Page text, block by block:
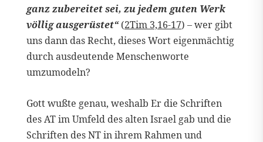
ganz zubereitet sei, zu jedem guten Werk
völlig ausgerüstet“(2Tim 3,16-17) – wer gibt
uns dann das Recht, dieses Wort eigenmächtig
durch ausdeutende Menschenworte
umzumodeln?
Gott wußte genau, weshalb Er die Schriften
des AT im Umfeld des alten Israel gab und die
Schriften des NT in ihrem Rahmen und